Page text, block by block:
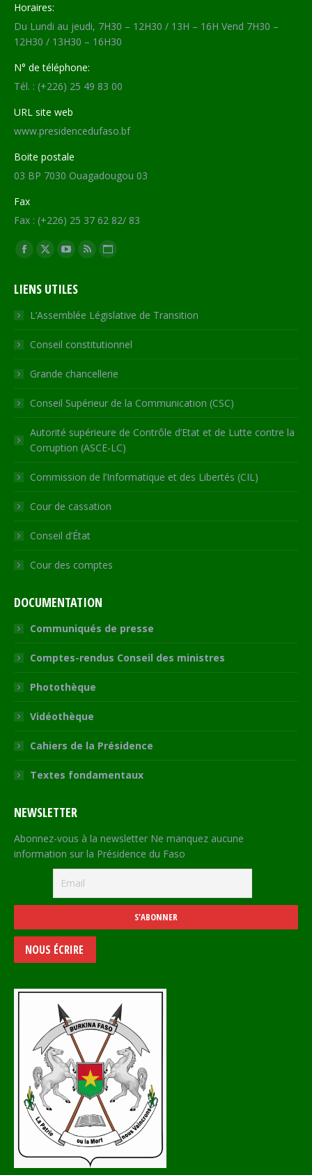
Horaires:
Du Lundi au jeudi, 7H30 – 12H30 / 13H – 16H Vend 7H30 –
12H30 / 13H30 – 16H30
N° de téléphone:
Tél. : (+226) 25 49 83 00
URL site web
www.presidencedufaso.bf
Boite postale
03 BP 7030 Ouagadougou 03
Fax
Fax : (+226) 25 37 62 82/ 83
Trouvez nous sur :
Facebook
opens
in
new
window
X
opens
in
new
window
YouTube
opens
in
new
window
RSS
in
new
window
Site
opens
in
new
LIENS UTILES
L’Assemblée Législative de Transition
Conseil constitutionnel
Grande chancellerie
Conseil Supérieur de la Communication (CSC)
Autorité supérieure de Contrôle d’Etat et de Lutte contre la
Corruption (ASCE-LC)
Commission de l’Informatique et des Libertés (CIL)
Cour de cassation
Conseil d’État
Cour des comptes
DOCUMENTATION
Communiqués de presse
Comptes-rendus Conseil des ministres
Photothèque
Vidéothèque
Cahiers de la Présidence
Textes fondamentaux
NEWSLETTER
Abonnez-vous à la newsletter Ne manquez aucune
information sur la Présidence du Faso
NOUS ÉCRIRE